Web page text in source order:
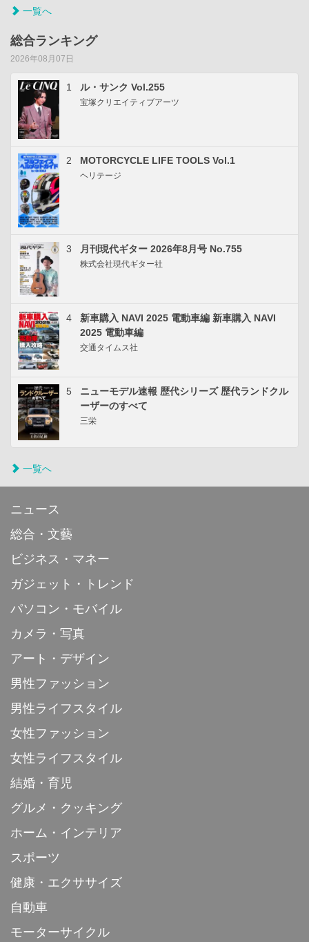
一覧へ
総合ランキング
2026年08月07日
1 ル・サンク Vol.255
宝塚クリエイティブアーツ
2 MOTORCYCLE LIFE TOOLS Vol.1
ヘリテージ
3 月刊現代ギター 2026年8月号 No.755
株式会社現代ギター社
4
新車購入 NAVI 2025 電動車編 新車購入 NAVI
2025 電動車編
交通タイムス社
5
ニューモデル速報 歴代シリーズ 歴代ランドクル
ーザーのすべて
三栄
一覧へ
ニュース
総合・文藝
ビジネス・マネー
ガジェット・トレンド
パソコン・モバイル
カメラ・写真
アート・デザイン
男性ファッション
男性ライフスタイル
女性ファッション
女性ライフスタイル
結婚・育児
グルメ・クッキング
ホーム・インテリア
スポーツ
健康・エクササイズ
自動車
モーターサイクル